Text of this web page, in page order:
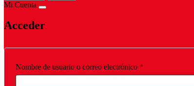
Mi Cuenta
Acceder
Nombre de usuario o correo electrónico *